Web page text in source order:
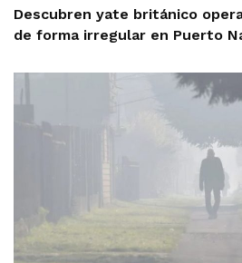
Descubren yate británico
de forma irregular en Puerto